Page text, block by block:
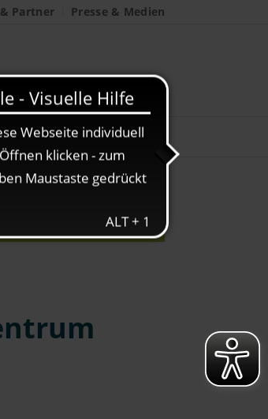
Partner Presse & Medien